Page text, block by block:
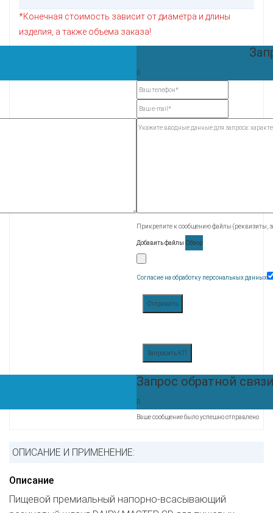
*Конечная стоимость зависит от диаметра и длины
изделия, а также объема заказа!
Прикрепите к сообщению файлы (реквизиты,
Добавить файлы Обзор
Согласие на обработку персональных данных
Отправить
Запросить КП
Запрос обратной связи
Ваше сообщение было успешно отправлено
ОПИСАНИЕ И ПРИМЕНЕНИЕ:
Описание
Пищевой премиальный напорно-всасывающий